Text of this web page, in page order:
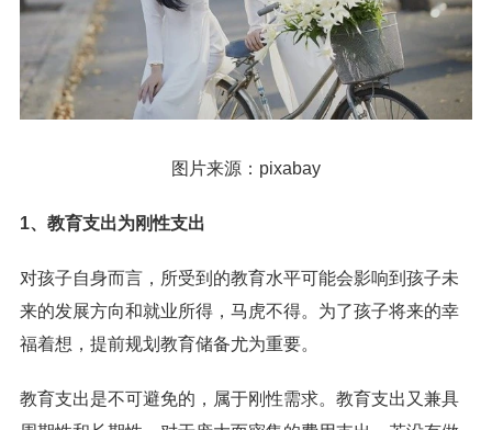
图片来源：pixabay
1、教育支出为刚性支出
对孩子自身而言，所受到的教育水平可能会影响到孩子未
来的发展方向和就业所得，马虎不得。为了孩子将来的幸
福着想，提前规划教育储备尤为重要。
教育支出是不可避免的，属于刚性需求。教育支出又兼具